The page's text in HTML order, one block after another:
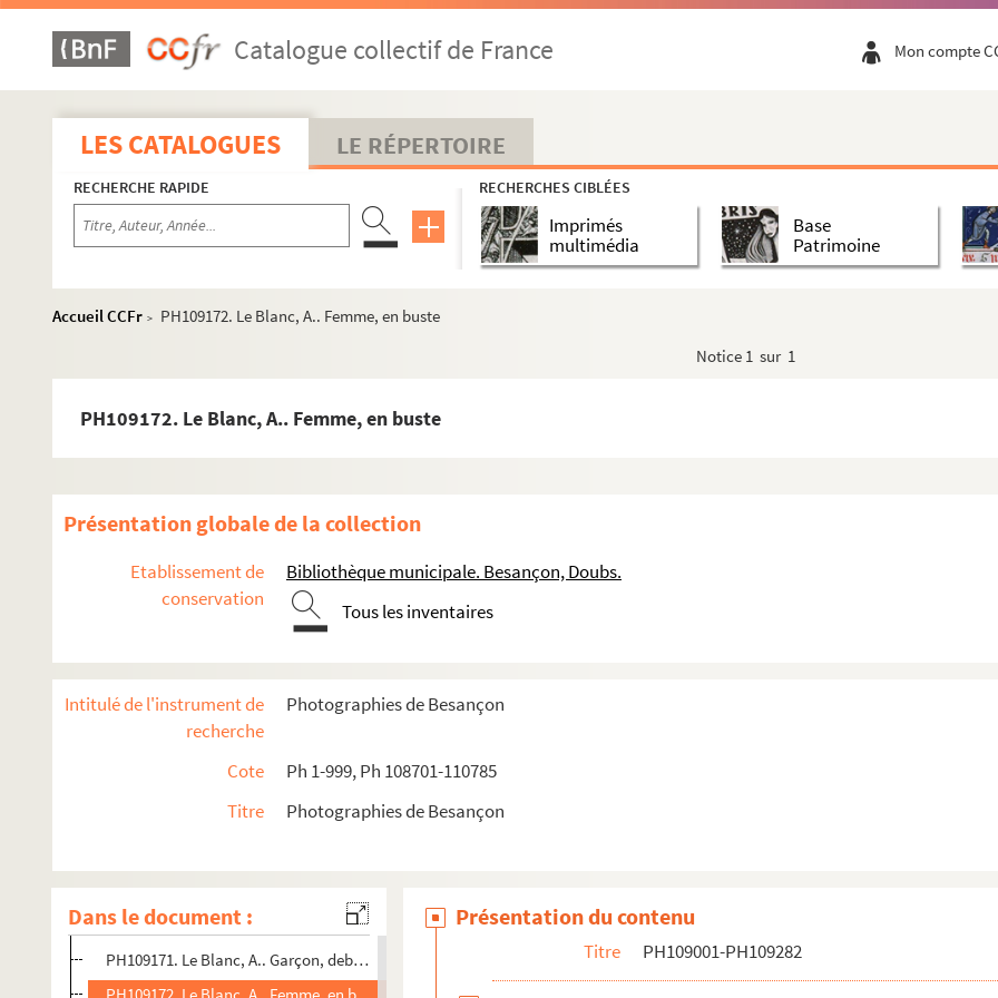
Catalogue collectif de France Mon compte
LES CATALOGUES LE RÉPERTOIRE
RECHERCHE RAPIDE RECHERCHES CIBLÉES
Imprimés
multimédia
Base
Patrimoine
Accueil CCFr >
PH109172. Le Blanc, A.. Femme, en buste
Notice 1 sur 1
PH109172. Le Blanc, A.. Femme, en buste
Présentation globale de la collection
Etablissement de
conservation
Bibliothèque municipale. Besançon, Doubs.
Tous les inventaires
Intitulé de l'instrument de
recherche
Photographies de Besançon
Cote
Ph 1-999, Ph 108701-110785
Titre
Photographies de Besançon
Dans le document :
PH109144. Kraszewki, dit Max. Femme, dans un ovale
PH109145. Kraszewki, dit Max. Prêtre
PH109146. Kraszewki, dit Max. Militaire (col n°10)
PH109147. Kraszewki, dit Max. Militaire du 60e RI de Besançon
PH109148. Kraszewki, dit Max. Militaire du 60e RI de Besançon
PH109149. Kraszewki, dit Max. Bébé, dans un ovale
PH109150. Kraszewki, dit Max. Ecclésiastique, dans un ovale
PH109151. Kraszewki, dit Max. Ecclésiastique, dans un ovale
PH109155. Kraszewki, dit Max. Jeune femme en buste, regardant vers la gauche
PH109158. Kraszewki, dit Max. Ecclésiastique (prélat) en pied
PH109160. Kraszewki, dit Max. Homme barbu, en buste (trois-quart droite), dans un ovale
PH109161. Kraszewki, dit Max. Homme barbu, en buste (trois-quart droite), dans un ovale
PH109163. Kraszewki, dit Max. Jeune ecclésiastique assis
PH109164. Landrier, Jean Martin. Homme
PH109166. Lebeau et Lumière. Fillette allongée avec poupée
PH109167. Lebeau et Lumière. Deux femmes, une assise, une debout
PH109169. Le Blanc, A.. Bébé, avec petit chien
PH109170. Le Blanc, A.. Femme, en buste
PH109171. Le Blanc, A.. Garçon, debout
Présentation du contenu
Titre PH109001-PH109282